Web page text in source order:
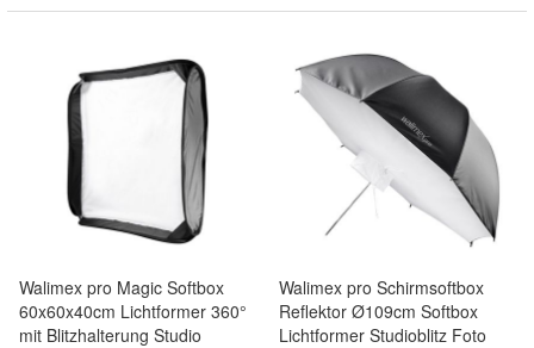
Walimex pro Magic Softbox
60x60x40cm Lichtformer 360°
mit Blitzhalterung Studio
Walimex pro Schirmsoftbox
Reflektor Ø109cm Softbox
Lichtformer Studioblitz Foto